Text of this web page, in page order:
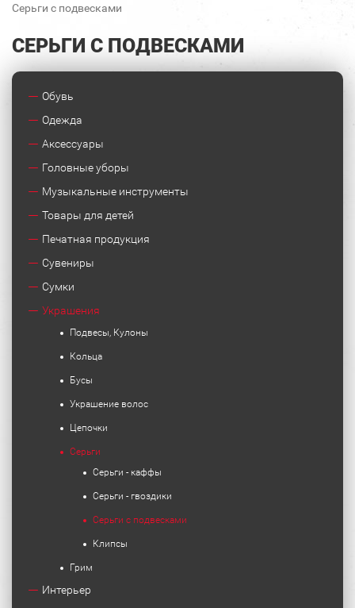
Серьги с подвесками
СЕРЬГИ С ПОДВЕСКАМИ
Обувь
Одежда
Аксессуары
Головные уборы
Музыкальные инструменты
Товары для детей
Печатная продукция
Сувениры
Сумки
Украшения
Подвесы, Кулоны
Кольца
Бусы
Украшение волос
Цепочки
Серьги
Серьги - каффы
Серьги - гвоздики
Серьги с подвесками
Клипсы
Грим
Интерьер